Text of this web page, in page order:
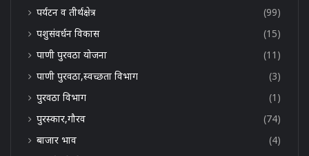
पर्यटन व तीर्थक्षेत्र
(99)
पशुसंवर्धन विकास
(15)
पाणी पुरवठा योजना
(11)
पाणी पुरवठा,स्वच्छता विभाग
(3)
पुरवठा विभाग
(1)
पुरस्कार,गौरव
(74)
बाजार भाव
(4)